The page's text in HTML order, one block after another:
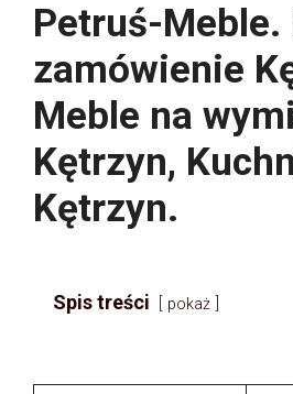
Petruś-Meble.
zamówienie
Meble na
Kętrzyn,
Kętrzyn.
Spis treści pokaż